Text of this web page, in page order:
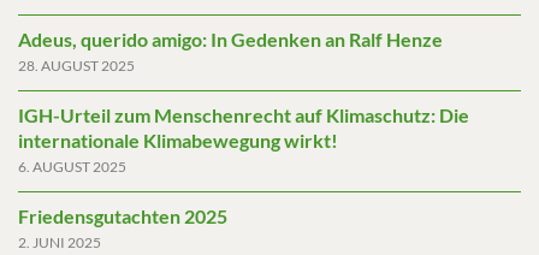
Adeus, querido amigo: In Gedenken an Ralf Henze
28. AUGUST 2025
IGH-Urteil zum Menschenrecht auf Klimaschutz: Die
internationale Klimabewegung wirkt!
6. AUGUST 2025
Friedensgutachten 2025
2. JUNI 2025